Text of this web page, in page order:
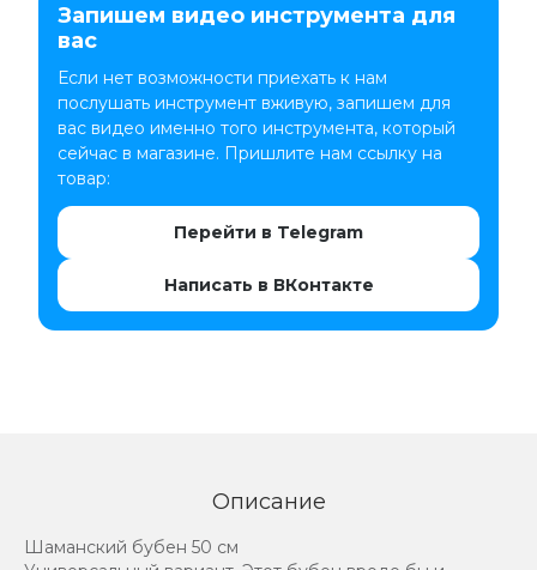
Запишем видео инструмента для
вас
Если нет возможности приехать к нам
послушать инструмент вживую, запишем для
вас видео именно того инструмента, который
сейчас в магазине. Пришлите нам ссылку на
товар:
Перейти в Telegram
Написать в ВКонтакте
Описание
Шаманский бубен 50 см